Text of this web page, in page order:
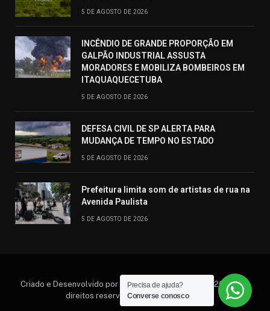
5 DE AGOSTO DE 2026
INCÊNDIO DE GRANDE PROPORÇÃO EM
GALPÃO INDUSTRIAL ASSUSTA
MORADORES E MOBILIZA BOMBEIROS EM
ITAQUAQUECETUBA
5 DE AGOSTO DE 2026
DEFESA CIVIL DE SP ALERTA PARA
MUDANÇA DE TEMPO NO ESTADO
5 DE AGOSTO DE 2026
Prefeitura limita som de artistas de rua na
Avenida Paulista
5 DE AGOSTO DE 2026
Criado e Desenvolvido por Hosting Prime Brasil © 2026 Todos
direitos reservados. (11) 95552.6792
Precisa de ajuda?
Converse conosco